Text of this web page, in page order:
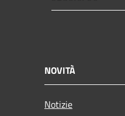
NOVITÀ
Notizie